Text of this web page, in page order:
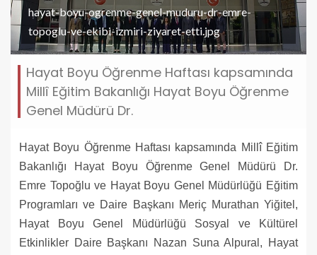
hayat-boyu-ogrenme-genel-muduru-dr-emre-
topoglu-ve-ekibi-izmiri-ziyaret-etti.jpg
Hayat Boyu Öğrenme Haftası kapsamında
Millî Eğitim Bakanlığı Hayat Boyu Öğrenme
Genel Müdürü Dr.
Hayat Boyu Öğrenme Haftası kapsamında Millî Eğitim
Bakanlığı Hayat Boyu Öğrenme Genel Müdürü Dr.
Emre Topoğlu ve Hayat Boyu Genel Müdürlüğü Eğitim
Programları ve Daire Başkanı Meriç Murathan Yiğitel,
Hayat Boyu Genel Müdürlüğü Sosyal ve Kültürel
Etkinlikler Daire Başkanı Nazan Suna Alpural, Hayat